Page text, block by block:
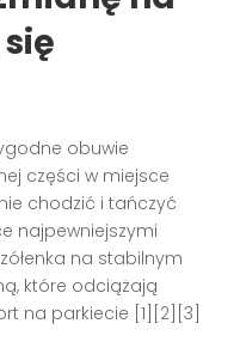
obuwie
części w miejsce
chodzić i tańczyć
najpewniejszymi
na stabilnym
które odciążają
na parkiecie [1][2][3]